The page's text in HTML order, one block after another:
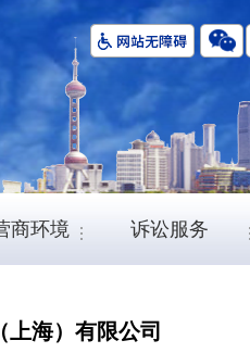
商环境 诉讼服务
海）有限公司